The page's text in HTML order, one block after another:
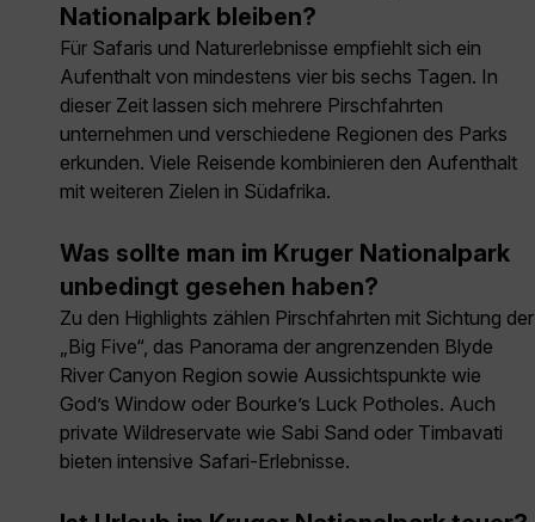
Nationalpark bleiben?
Für Safaris und Naturerlebnisse empfiehlt sich ein
Aufenthalt von mindestens vier bis sechs Tagen. In
dieser Zeit lassen sich mehrere Pirschfahrten
unternehmen und verschiedene Regionen des Parks
erkunden. Viele Reisende kombinieren den Aufenthalt
mit weiteren Zielen in Südafrika.
Was sollte man im Kruger Nationalpark
unbedingt gesehen haben?
Zu den Highlights zählen Pirschfahrten mit Sichtung der
„Big Five“, das Panorama der angrenzenden Blyde
River Canyon Region sowie Aussichtspunkte wie
God’s Window oder Bourke’s Luck Potholes. Auch
private Wildreservate wie Sabi Sand oder Timbavati
bieten intensive Safari-Erlebnisse.